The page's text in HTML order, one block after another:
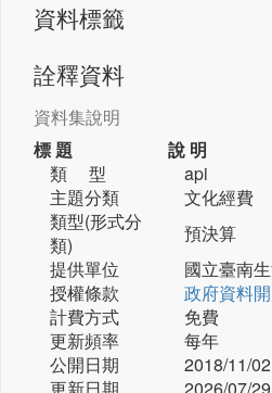
資料標籤
詮釋資料
資料集說明
標 題
說 明
類 型
api
主題分類
文化經費
類型(形式分
類)
預決算
提供單位
國立臺南
授權條款
政府資料
計費方式
免費
更新頻率
每年
公開日期
2018/11/02